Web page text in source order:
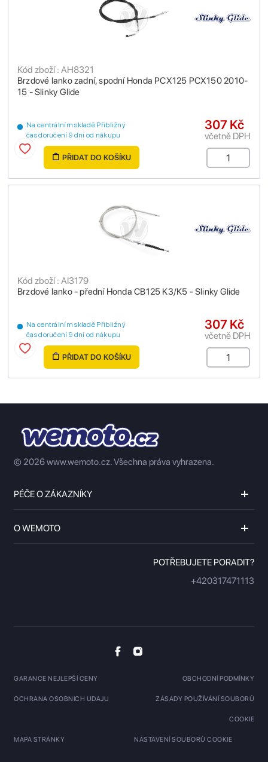
Brzdové lanko zadní, spodní Honda PCX125 PCX150 2010-
15 - Slinky Glide
Kód zboží : AH8321
Na centrálním skladě Přibližný
čas doručení 9 dní od nákupu
307 Kč
včetně DPH
PŘIDAT DO KOŠÍKU
Brzdové lanko - přední Honda CB125 K3/K5 - Slinky Glide
Kód zboží : AI3179
Na centrálním skladě Přibližný
čas doručení 9 dní od nákupu
307 Kč
včetně DPH
PŘIDAT DO KOŠÍKU
© 2026 www.wemoto.cz.Všechna práva vyhrazena.
PÉČE O ZÁKAZNÍKY
O WEMOTO
POTŘEBUJETE PORADIT?
+420317471113
GARANCE NEJLEPŠÍ CENY OBCHODNÍ PODMÍNKY
OCHRANA OSOBNICH UDAJU ZÁSADY POUŽÍVÁNÍ SOUBORŮ
COOKIE
MAPA STRÁNKY NASTAVENÍ SOUBORŮ COOKIE